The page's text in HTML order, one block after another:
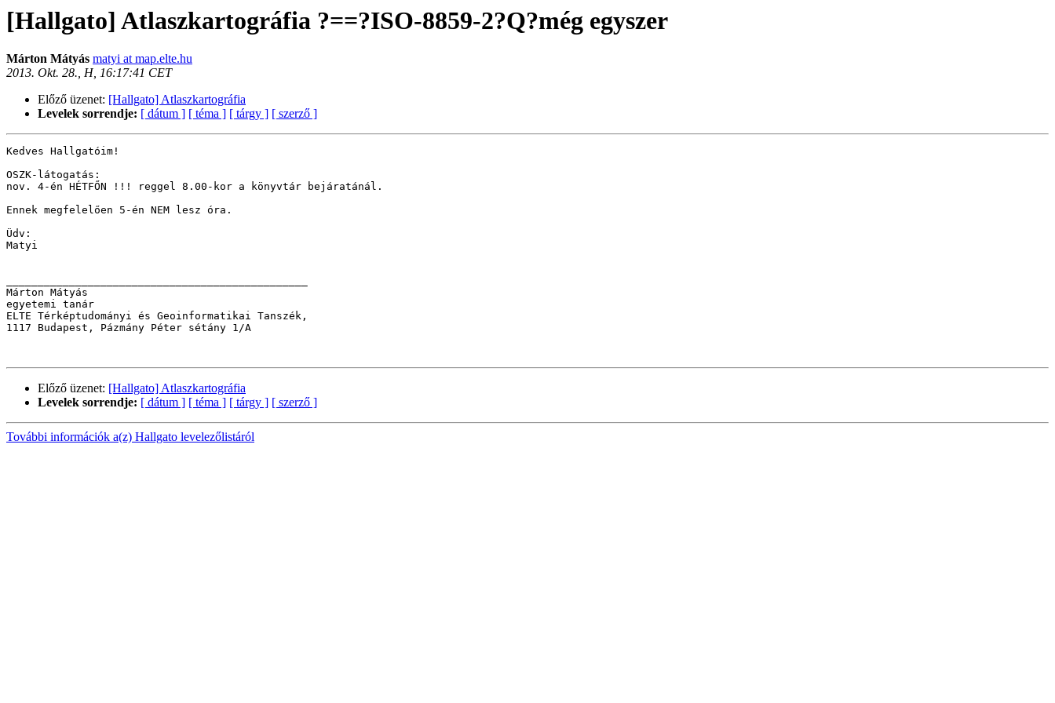
[Hallgato] Atlaszkartográfia ?==?ISO-8859-2?Q?még egyszer
Márton Mátyás matyi at map.elte.hu
2013. Okt. 28., H, 16:17:41 CET
Előző üzenet: [Hallgato] Atlaszkartográfia
Levelek sorrendje: [ dátum ] [ téma ] [ tárgy ] [ szerző ]
Kedves Hallgatóim!
OSZK-látogatás:
nov. 4-én HÉTFŐN !!! reggel 8.00-kor a könyvtár bejáratánál.
Ennek megfelelően 5-én NEM lesz óra.
Üdv:
Matyi
Márton Mátyás
egyetemi tanár
ELTE Térképtudományi és Geoinformatikai Tanszék,
1117 Budapest, Pázmány Péter sétány 1/A
Előző üzenet: [Hallgato] Atlaszkartográfia
Levelek sorrendje: [ dátum ] [ téma ] [ tárgy ] [ szerző ]
További információk a(z) Hallgato levelezőlistáról